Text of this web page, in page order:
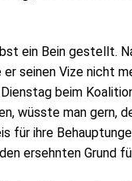
ein Bein gestellt.
seinen Vize nicht
beim
wüsste man gern,
für ihre
ersehnten Grund